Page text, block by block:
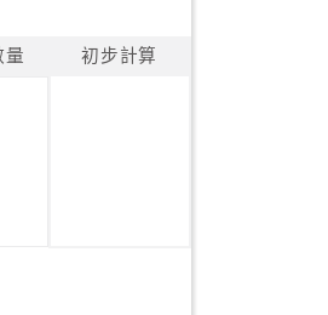
量 初步計算